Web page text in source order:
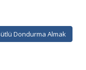
Dondurma Almak